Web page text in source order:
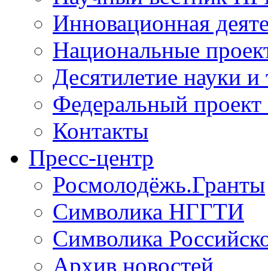
Инновационная
Национальные
Десятилетие науки и
Федеральный
Контакты
Пресс-центр
Росмолодёжь.Гранты
Символика НГГТИ
Символика
Архив новостей